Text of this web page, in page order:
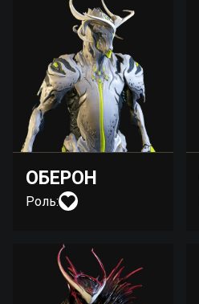
ОБЕРОН
Роль: